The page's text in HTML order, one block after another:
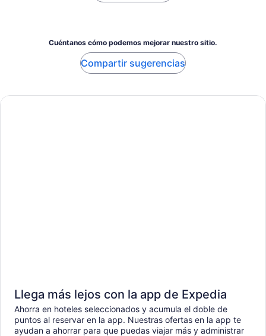
Cuéntanos cómo podemos mejorar nuestro sitio.
Compartir sugerencias
Llega más lejos con la app de Expedia
Ahorra en hoteles seleccionados y acumula el doble de
puntos al reservar en la app. Nuestras ofertas en la app te
ayudan a ahorrar para que puedas viajar más y administrar